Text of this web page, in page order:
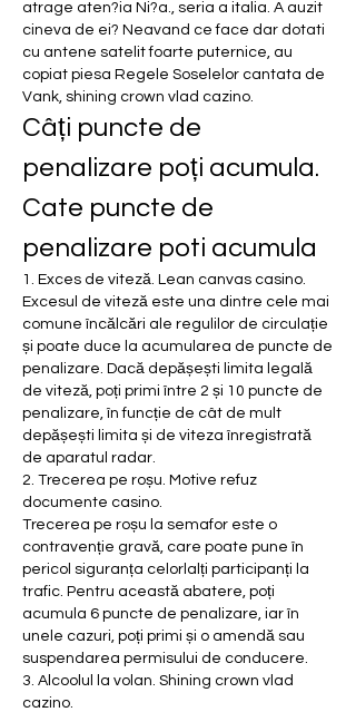
atrage aten?ia Ni?a., seria a italia. A auzit
cineva de ei? Neavand ce face dar dotati
cu antene satelit foarte puternice, au
copiat piesa Regele Soselelor cantata de
Vank, shining crown vlad cazino.
Câți puncte de
penalizare poți acumula.
Cate puncte de
penalizare poti acumula
1. Exces de viteză. Lean canvas casino.
Excesul de viteză este una dintre cele mai
comune încălcări ale regulilor de circulație
și poate duce la acumularea de puncte de
penalizare. Dacă depășești limita legală
de viteză, poți primi între 2 și 10 puncte de
penalizare, în funcție de cât de mult
depășești limita și de viteza înregistrată
de aparatul radar.
2. Trecerea pe roșu. Motive refuz
documente casino.
Trecerea pe roșu la semafor este o
contravenție gravă, care poate pune în
pericol siguranța celorlalți participanți la
trafic. Pentru această abatere, poți
acumula 6 puncte de penalizare, iar în
unele cazuri, poți primi și o amendă sau
suspendarea permisului de conducere.
3. Alcoolul la volan. Shining crown vlad
cazino.